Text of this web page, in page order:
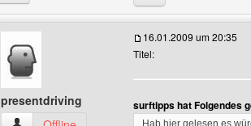
presentdriving
16.01.2009 um 20:35
Titel:
surftipps hat Folgendes
Hab hier gelesen es